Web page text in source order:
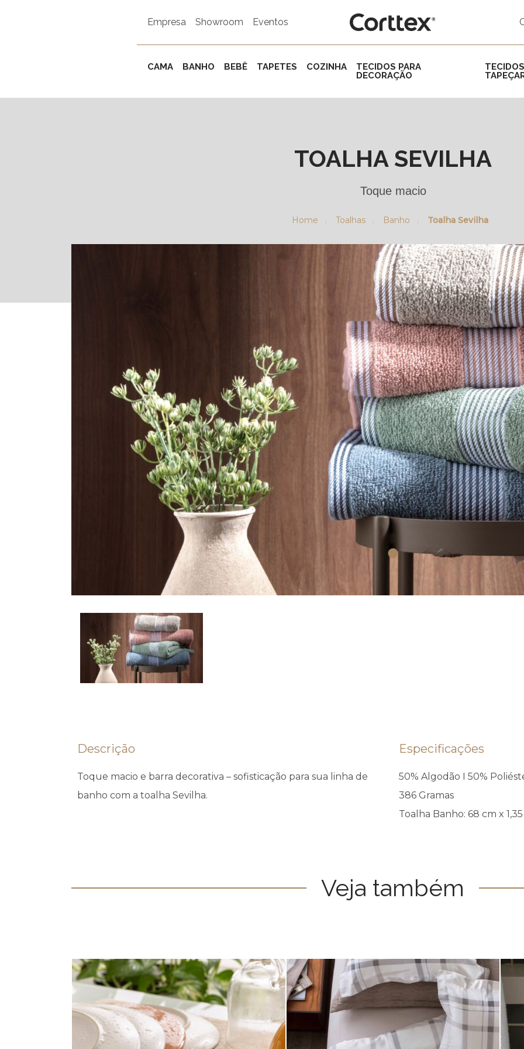
Empresa Showroom Eventos
CAMA BANHO BEBÊ TAPETES COZINHA
TECIDOS PARA
DECORAÇÃO
TOALHA SEVILHA
Toque macio
Home . Toalhas . Banho . Toalha Sevilha
Descrição
Toque macio e barra decorativa – sofisticação para sua linha de
banho com a toalha Sevilha.
Especificações
50% Algodão I 50%
386 Gramas
Toalha Banho: 68 cm x
Veja também